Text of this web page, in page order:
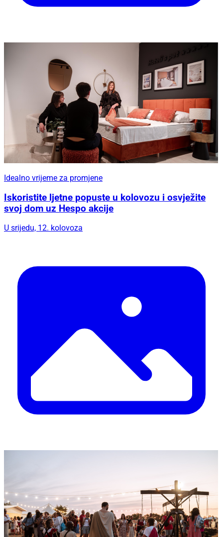
Idealno vrijeme za promjene
Iskoristite ljetne popuste u kolovozu i osvježite
svoj dom uz Hespo akcije
U srijedu, 12. kolovoza